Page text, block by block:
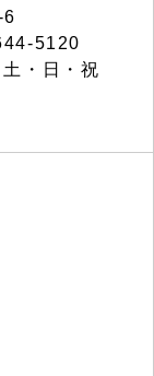
5120
・日・祝